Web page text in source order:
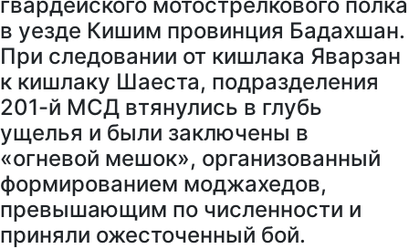
в уезде Кишим провинция Бадахшан.
При следовании от кишлака Яварзан
к кишлаку Шаеста, подразделения
201-й МСД втянулись в глубь
ущелья и были заключены в
«огневой мешок», организованный
формированием моджахедов,
превышающим по численности и
приняли ожесточенный бой.